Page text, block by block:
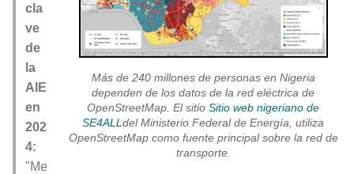
Más de 240 millones de personas en Nigeria
dependen de los datos de la red eléctrica de
OpenStreetMap. El sitio Sitio web nigeriano de
SE4ALL del Ministerio Federal de Energía, utiliza
OpenStreetMap como fuente principal sobre la red de
transporte.
cla
ve
de
la
AIE
en
202
4:
"Me